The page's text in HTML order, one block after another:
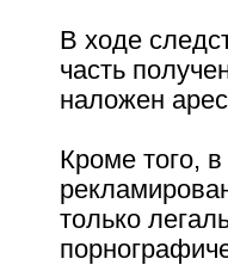
В ходе
часть
наложен
Кроме того,
только